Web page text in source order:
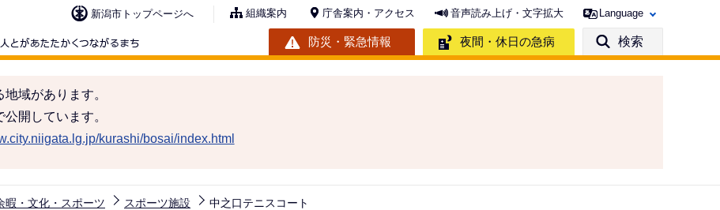
新潟市トップページへ 組織案内 庁舎案内・アクセス 音声読み上げ・文字拡大 Language
防災・緊急情報 夜間・休日の急病 検索
域があります。
開しています。
kurashi/bosai/index.html
暇・文化・スポーツ スポーツ施設 中之口テニスコート